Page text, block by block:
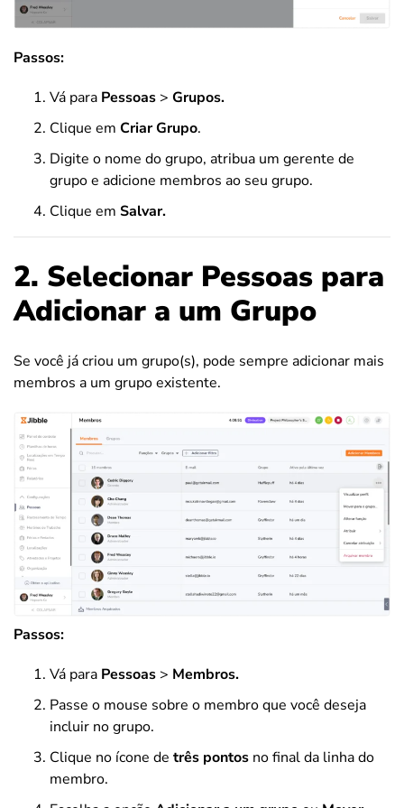
Passos:
Vá para Pessoas > Grupos.
Clique em Criar Grupo.
Digite o nome do grupo, atribua um gerente de
grupo e adicione membros ao seu grupo.
Clique em Salvar.
2. Selecionar Pessoas para
Adicionar a um Grupo
Se você já criou um grupo(s), pode sempre adicionar mais
membros a um grupo existente.
Passos:
Vá para Pessoas > Membros.
Passe o mouse sobre o membro que você deseja
incluir no grupo.
Clique no ícone de três pontos no final da linha do
membro.